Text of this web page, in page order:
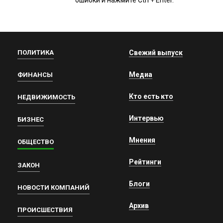
ПОЛИТИКА
ФИНАНСЫ
НЕДВИЖИМОСТЬ
БИЗНЕС
ОБЩЕСТВО
ЗАКОН
НОВОСТИ КОМПАНИЙ
ПРОИСШЕСТВИЯ
Свежий выпуск
Медиа
Кто есть кто
Интервью
Мнения
Рейтинги
Блоги
Архив